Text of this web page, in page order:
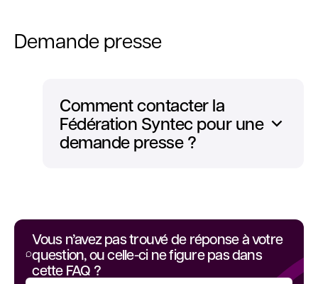
Demande presse
Comment contacter la
Fédération Syntec pour une
demande presse ?
Vous n’avez pas trouvé de réponse à votre
question, ou celle-ci ne figure pas dans
cette FAQ ?